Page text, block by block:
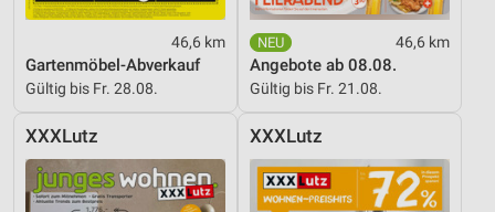
46,6 km
Gartenmöbel-Abverkauf
Gültig bis Fr. 28.08.
46,6 km
Angebote ab 08.08.
Gültig bis Fr. 21.08.
XXXLutz XXXLutz